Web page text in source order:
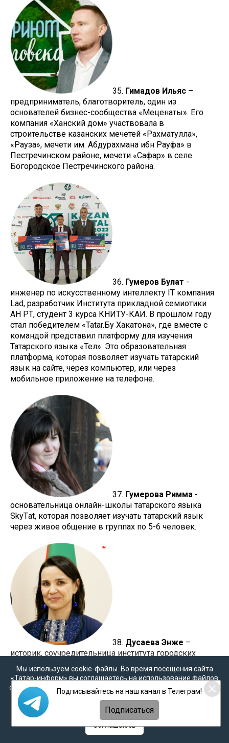
35. Гимадов Ильяс –
предприниматель, благотворитель, один из
основателей бизнес-сообщества «Меценаты». Его
компания «Ханский дом» участвовала в
строительстве казанских мечетей «Рахматулла»,
«Рауза», мечети им. Абдурахмана ибн Рауфа» в
Пестречинском районе, мечети «Сафар» в селе
Богородское Пестречинского района.
36. Гумеров Булат -
инженер по искусственному интеллекту IT компания
Lad, разработчик Института прикладной семиотики
АН РТ, студент 3 курса КНИТУ-КАИ. В прошлом году
стал победителем «Tatar.Бу Хакатона», где вместе с
командой представил платформу для изучения
Татарского языка «Тел». Это образовательная
платформа, которая позволяет изучать татарский
язык на сайте, через компьютер, или через
мобильное приложение на телефоне.
37. Гумерова Римма -
основательница онлайн-школы татарского языка
SkyТat, которая позволяет изучать татарский язык
через живое общение в группах по 5-6 человек.
38. Дусаева Энже –
историк, соучредительница института городских
исследований «Тамга». Ведет необычные экскурсии
в рамках проекта «Мир татарской женщины».
Мы используем cookie-файлы. Во время посещения сайта
«Татар-информ» вы соглашаетесь на использование файлов
cookie в соответствии с настоящим уведомлением, согласием
наобработку персональных данных,Политикой о
персональных данных
Политикой конфиденциальности
Соглашаюсь
Подписывайтесь на наш канал в Телеграм!
Подписаться